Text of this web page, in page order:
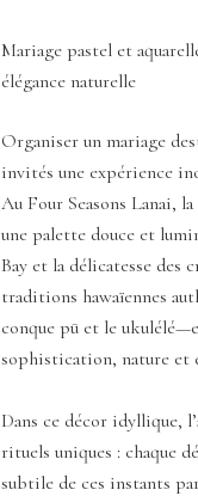
Mariage pastel et
élégance naturelle
Organiser un mariage
invités une expérience
Au Four Seasons Lanai,
une palette douce et
Bay et la délicatesse des
traditions hawaïennes
conque pū et le
sophistication, nature et
Dans ce décor idyllique,
rituels uniques : chaque
subtile de ces instants